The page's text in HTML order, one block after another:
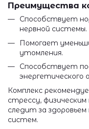
Преимущества
Способствует
нервной системы.
Помогает
утомления.
Способствует
энергетического
Комплекс
стрессу,
следит за
систем.